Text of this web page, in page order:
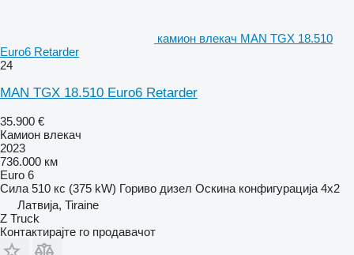
камион влекач MAN TGX 18.510
Euro6 Retarder
24
MAN TGX 18.510 Euro6 Retarder
35.900 €
Камион влекач
2023
736.000 км
Euro 6
Сила 510 кс (375 kW) Гориво дизел Оскина конфигурација 4x2
Латвија, Tiraine
Z Truck
Контактирајте го продавачот